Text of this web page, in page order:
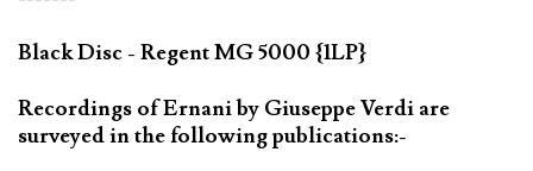
Black Disc - Regent MG 5000 {1LP}
Recordings of Ernani by Giuseppe Verdi are
surveyed in the following publications:-